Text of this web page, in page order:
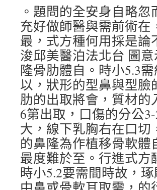
。題問的全安身自略
充好做師醫與需前術
最，式方種何用採是
浚邱美醫泊法北台 圖
隆骨肋體自。時小5.3
以，狀形的型鼻與型
肋的出取將會，質材
6第出取，口傷的分公
大，線下乳胸右在口
的鼻隆為作植移骨軟
最度難於至。行進式
時小5.2要需間時故，